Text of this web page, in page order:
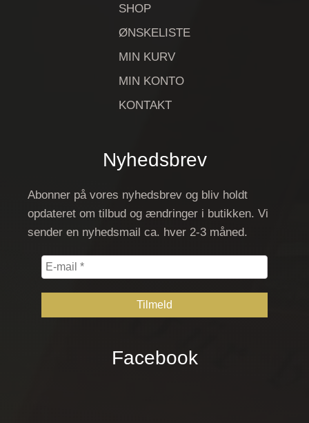
SHOP
ØNSKELISTE
MIN KURV
MIN KONTO
KONTAKT
Nyhedsbrev
Abonner på vores nyhedsbrev og bliv holdt
opdateret om tilbud og ændringer i butikken. Vi
sender en nyhedsmail ca. hver 2-3 måned.
E-
mail
Facebook